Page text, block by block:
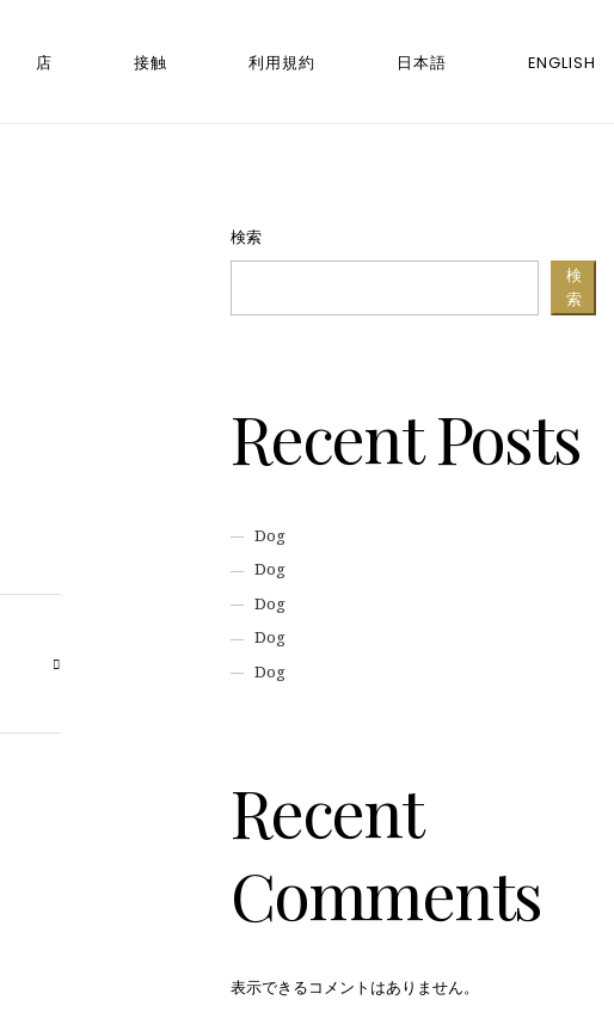
店 接触 利用規約 日本語 ENGLISH
検索
検
索
Recent Posts
Dog
Dog
Dog
Dog
Dog
Recent
Comments
表示できるコメントはありません。